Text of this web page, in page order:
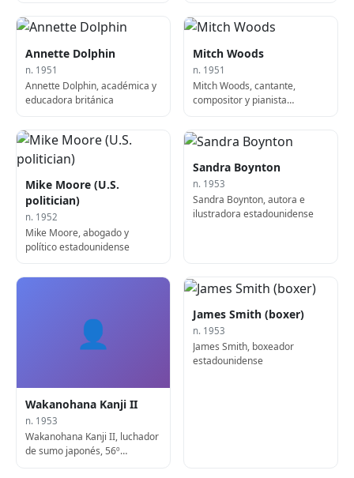
Annette Dolphin
n. 1951
Annette Dolphin, académica y
educadora británica
Mitch Woods
n. 1951
Mitch Woods, cantante,
compositor y pianista
Mike Moore (U.S.
politician)
n. 1952
Mike Moore, abogado y
político estadounidense
Sandra Boynton
n. 1953
Sandra Boynton, autora e
ilustradora estadounidense
👤
Wakanohana Kanji II
n. 1953
Wakanohana Kanji II, luchador
de sumo japonés, 56º
James Smith (boxer)
n. 1953
James Smith, boxeador
estadounidense